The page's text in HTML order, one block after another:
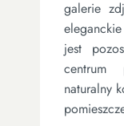
galerie
jest
centrum
naturalny